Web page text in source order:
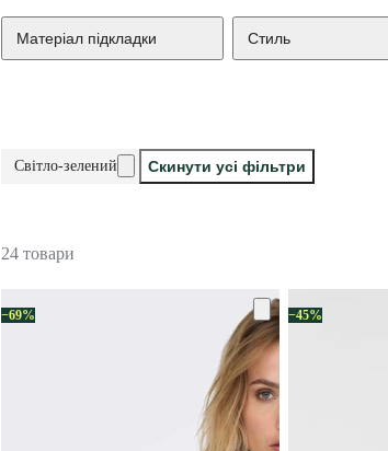
Матеріал підкладки Стиль
Світло-зелений Скинути усі фільтри
24 товари
−69% −45%